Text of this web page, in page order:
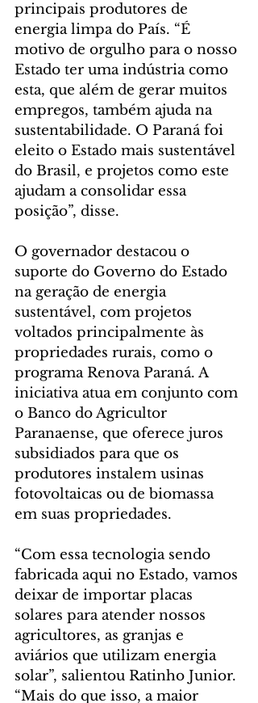
principais produtores de
energia limpa do País. “É
motivo de orgulho para o nosso
Estado ter uma indústria como
esta, que além de gerar muitos
empregos, também ajuda na
sustentabilidade. O Paraná foi
eleito o Estado mais sustentável
do Brasil, e projetos como este
ajudam a consolidar essa
posição”, disse.
O governador destacou o
suporte do Governo do Estado
na geração de energia
sustentável, com projetos
voltados principalmente às
propriedades rurais, como o
programa Renova Paraná. A
iniciativa atua em conjunto com
o Banco do Agricultor
Paranaense, que oferece juros
subsidiados para que os
produtores instalem usinas
fotovoltaicas ou de biomassa
em suas propriedades.
“Com essa tecnologia sendo
fabricada aqui no Estado, vamos
deixar de importar placas
solares para atender nossos
agricultores, as granjas e
aviários que utilizam energia
solar”, salientou Ratinho Junior.
“Mais do que isso, a maior